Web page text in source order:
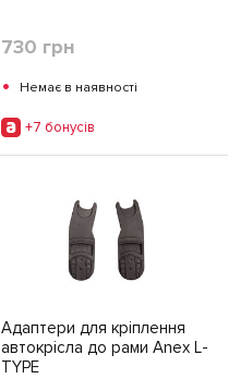
730 грн
• Немає в наявності
+7 бонусiв
Адаптери для кріплення
автокрісла до рами Anex L-
TYPE